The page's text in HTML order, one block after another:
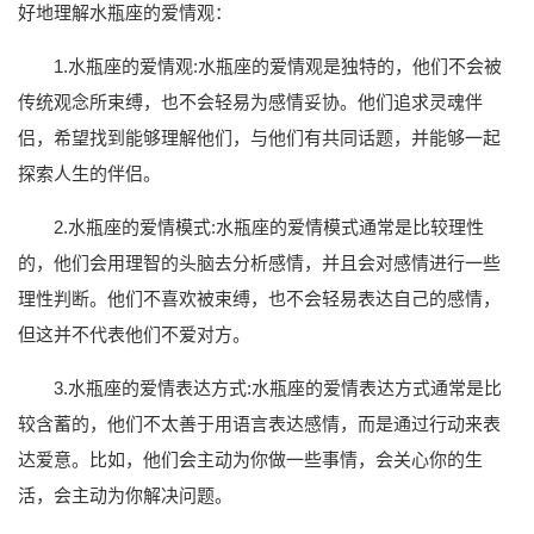
好地理解水瓶座的爱情观：
1.水瓶座的爱情观:水瓶座的爱情观是独特的，他们不会被
传统观念所束缚，也不会轻易为感情妥协。他们追求灵魂伴
侣，希望找到能够理解他们，与他们有共同话题，并能够一起
探索人生的伴侣。
2.水瓶座的爱情模式:水瓶座的爱情模式通常是比较理性
的，他们会用理智的头脑去分析感情，并且会对感情进行一些
理性判断。他们不喜欢被束缚，也不会轻易表达自己的感情，
但这并不代表他们不爱对方。
3.水瓶座的爱情表达方式:水瓶座的爱情表达方式通常是比
较含蓄的，他们不太善于用语言表达感情，而是通过行动来表
达爱意。比如，他们会主动为你做一些事情，会关心你的生
活，会主动为你解决问题。